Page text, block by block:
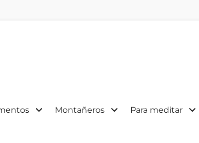
Montañeros Para meditar